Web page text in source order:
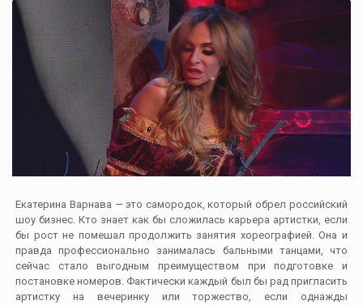
Екатерина Варнава — это самородок, который обрел российский
шоу бизнес. Кто знает как бы сложилась карьера артистки, если
бы рост не помешал продолжить занятия хореографией. Она и
правда профессионально занималась бальными танцами, что
сейчас стало выгодным преимуществом при подготовке и
постановке номеров. Фактически каждый был бы рад пригласить
артистку на вечеринку или торжество, если однажды